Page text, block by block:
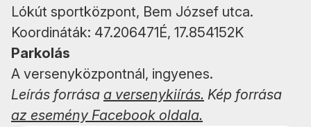
Lókút sportközpont, Bem József utca.
Koordináták: 47.206471É, 17.854152K
Parkolás
A versenyközpontnál, ingyenes.
Leírás forrása a versenykiírás. Kép forrása
az esemény Facebook oldala.